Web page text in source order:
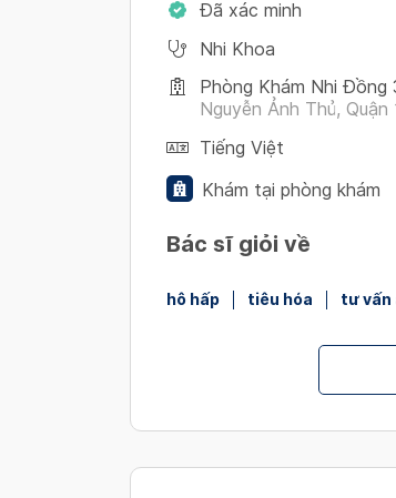
Đã xác minh
Nhi Khoa
Phòng Khám Nhi Đồng
Nguyễn Ảnh Thủ,
Tiếng Việt
Khám tại phòng khám
Bác sĩ giỏi về
hô hấp tiêu hóa tư vấn